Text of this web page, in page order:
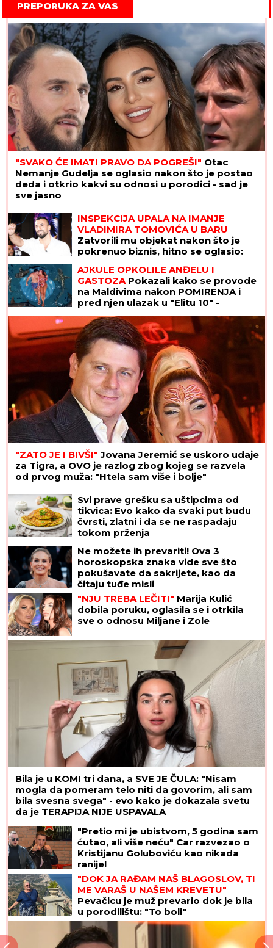
PREPORUKA ZA VAS
"SVAKO ĆE IMATI PRAVO DA POGREŠI" Otac
Nemanje Gudelja se oglasio nakon što je postao
deda i otkrio kakvi su odnosi u porodici - sad je
sve jasno
INSPEKCIJA UPALA NA IMANJE
VLADIMIRA TOMOVIĆA U BARU
Zatvorili mu objekat nakon što je
pokrenuo biznis, hitno se oglasio:
AJKULE OPKOLILE ANĐELU I
GASTOZA Pokazali kako se provode
na Maldivima nakon POMIRENJA i
pred njen ulazak u "Elitu 10" -
komentari samo pljušte (VIDEO)
"ZATO JE I BIVŠI" Jovana Jeremić se uskoro udaje
za Tigra, a OVO je razlog zbog kojeg se razvela
od prvog muža: "Htela sam više i bolje"
Svi prave grešku sa uštipcima od
tikvica: Evo kako da svaki put budu
čvrsti, zlatni i da se ne raspadaju
tokom prženja
Ne možete ih prevariti! Ova 3
horoskopska znaka vide sve što
pokušavate da sakrijete, kao da
čitaju tuđe misli
"NJU TREBA LEČITI" Marija Kulić
dobila poruku, oglasila se i otrkila
sve o odnosu Miljane i Zole
Bila je u KOMI tri dana, a SVE JE ČULA: "Nisam
mogla da pomeram telo niti da govorim, ali sam
bila svesna svega" - evo kako je dokazala svetu
da je TERAPIJA NIJE USPAVALA
"Pretio mi je ubistvom, 5 godina sam
ćutao, ali više neću" Car razvezao o
Kristijanu Goluboviću kao nikada
ranije!
"DOK JA RAĐAM NAŠ BLAGOSLOV, TI
ME VARAŠ U NAŠEM KREVETU"
Pevačicu je muž prevario dok je bila
u porodilištu: "To boli"